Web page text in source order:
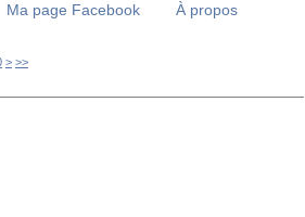
Ma page Facebook À propos
20
> >>